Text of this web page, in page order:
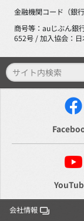
金融機関コード（銀
商号等：auじぶん銀行株式会社 / 登録金融機関
652号 / 加入協
会社情報